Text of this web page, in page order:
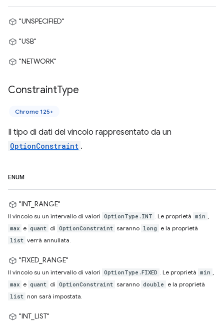
"UNSPECIFIED"
"USB"
"NETWORK"
ConstraintType
Chrome 125+
Il tipo di dati del vincolo rappresentato da un
OptionConstraint .
ENUM
"INT_RANGE"
Il vincolo su un intervallo di valori OptionType.INT . Le proprietà min ,
max e quant di OptionConstraint saranno long e la proprietà
list verrà annullata.
"FIXED_RANGE"
Il vincolo su un intervallo di valori OptionType.FIXED . Le proprietà min ,
max e quant di OptionConstraint saranno double e la proprietà
list non sarà impostata.
"INT_LIST"